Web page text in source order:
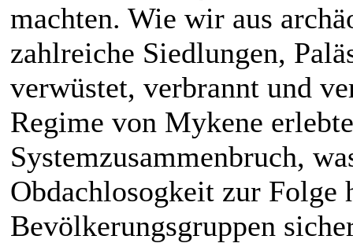
machten. Wie wir aus
zahlreiche Siedlungen,
verwüstet, verbrannt und
Regime von Mykene
Systemzusammenbruch,
Obdachlosogkeit zur Folge
Bevölkerungsgruppen